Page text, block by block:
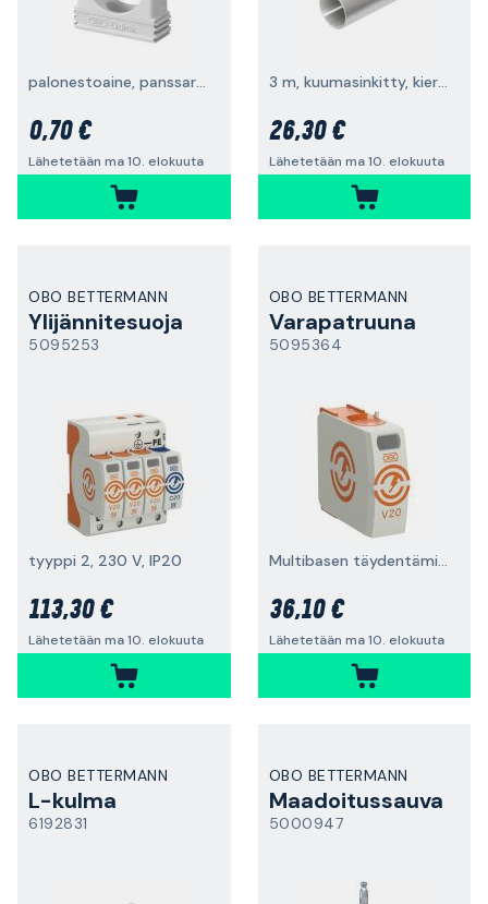
palonestoaine, panssariputkille
0,70 €
Lähetetään ma 10. elokuuta
3 m, kuumasinkitty, kierteetön
26,30 €
Lähetetään ma 10. elokuuta
OBO BETTERMANN
Ylijännitesuoja
5095253
tyyppi 2, 230 V, IP20
113,30 €
Lähetetään ma 10. elokuuta
OBO BETTERMANN
Varapatruuna
5095364
Multibasen täydentämiseen
36,10 €
Lähetetään ma 10. elokuuta
OBO BETTERMANN
L-kulma
6192831
OBO BETTERMANN
Maadoitussauva
5000947